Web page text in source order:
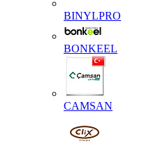
BINYLPRO
BONKEEL
CAMSAN